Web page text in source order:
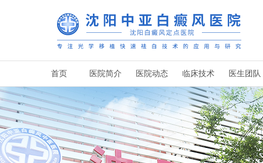
首页 医院简介 医院动态 临床技术 医生团队